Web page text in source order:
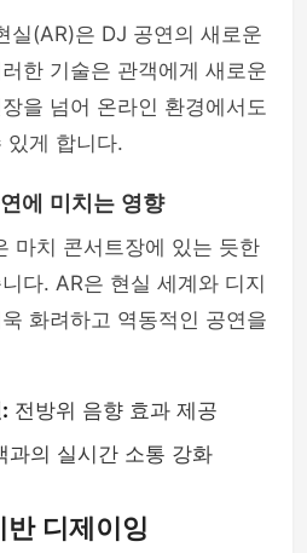
실(AR)은 DJ 공연의 새로운
한 기술은 관객에게 새로운
을 넘어 온라인 환경에서도
있게 합니다.
에 미치는 영향
마치 콘서트장에 있는 듯한
다. AR은 현실 세계와 디지
화려하고 역동적인 공연을
전방위 음향 효과 제공
과의 실시간 소통 강화
디제이잉